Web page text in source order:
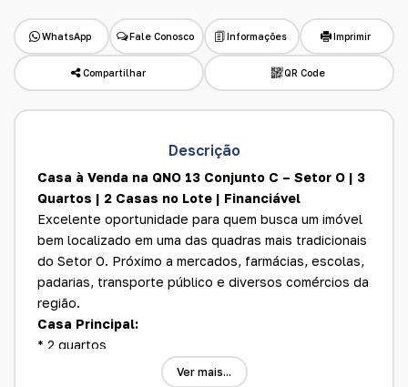
WhatsApp Fale Conosco Informações Imprimir
Compartilhar QR Code
Descrição
Casa à Venda na QNO 13 Conjunto C – Setor O | 3
Quartos | 2 Casas no Lote | Financiável
Excelente oportunidade para quem busca um imóvel
bem localizado em uma das quadras mais tradicionais
do Setor O. Próximo a mercados, farmácias, escolas,
padarias, transporte público e diversos comércios da
região.
Casa Principal:
* 2 quartos
Ver mais...